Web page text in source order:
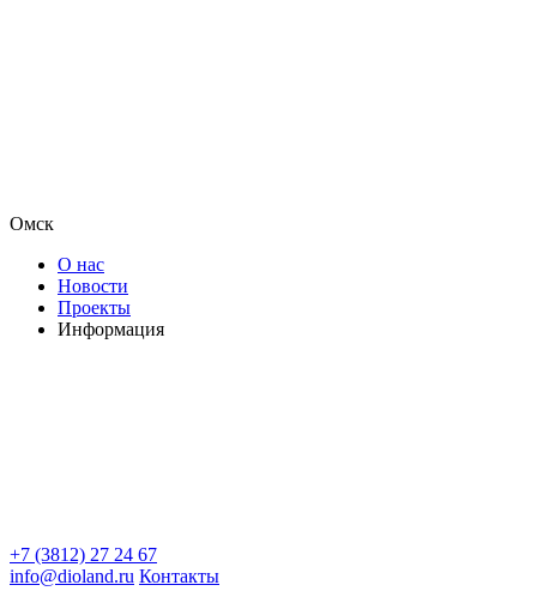
Омск
О нас
Новости
Проекты
Информация
+7 (3812) 27 24 67
info@dioland.ru Контакты